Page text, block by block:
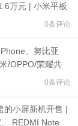
万元 | 小米平板
0条评论
、努比亚
/OPPO/荣耀共
0条评论
的小屏新机开售 |
REDMI Note